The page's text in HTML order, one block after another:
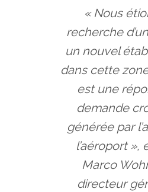
« Nous
recherche
un nouvel
dans cette
est une
demande
générée par
l’aéroport »,
Marco
directeur